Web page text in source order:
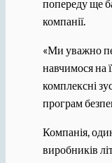
попереду ще
компанії.
«Ми уважно
навчимося на
комплексні
програм
Компанія,
виробників